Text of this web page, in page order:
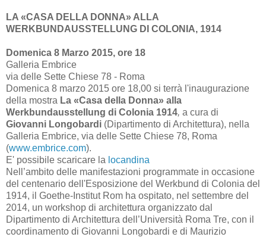
LA «CASA DELLA DONNA» ALLA
WERKBUNDAUSSTELLUNG DI COLONIA, 1914
Domenica 8 Marzo 2015, ore 18
Galleria Embrice
via delle Sette Chiese 78 - Roma
Domenica 8 marzo 2015 ore 18,00 si terrà l'inaugurazione
della mostra La «Casa della Donna» alla
Werkbundausstellung di Colonia 1914, a cura di
Giovanni Longobardi (Dipartimento di Architettura), nella
Galleria Embrice, via delle Sette Chiese 78, Roma
(www.embrice.com).
E' possibile scaricare la locandina
Nell’ambito delle manifestazioni programmate in occasione
del centenario dell'Esposizione del Werkbund di Colonia del
1914, il Goethe-Institut Rom ha ospitato, nel settembre del
2014, un workshop di architettura organizzato dal
Dipartimento di Architettura dell’Università Roma Tre, con il
coordinamento di Giovanni Longobardi e di Maurizio